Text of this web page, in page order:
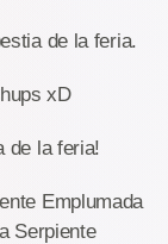
de la feria.
xD
de la feria!
Emplumada
Serpiente